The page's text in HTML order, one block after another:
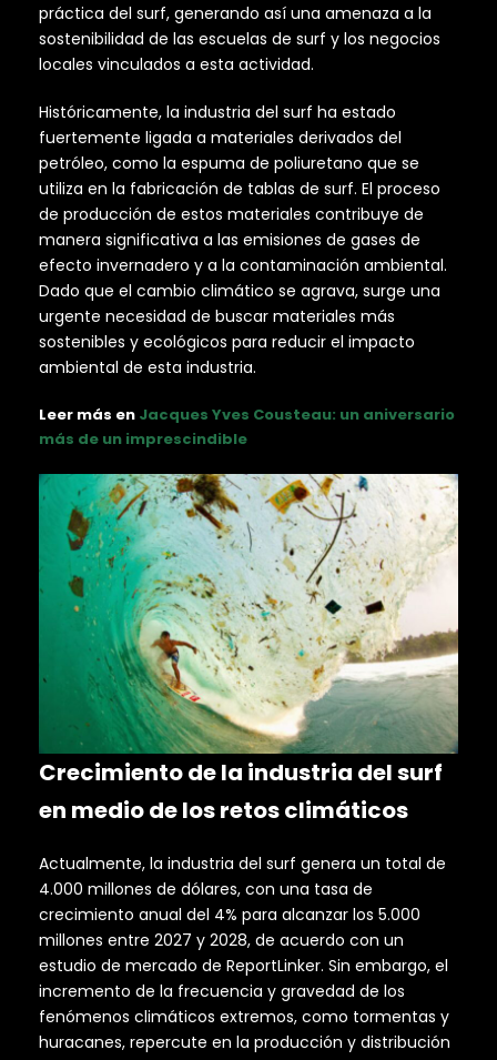
práctica del surf, generando así una amenaza a la
sostenibilidad de las escuelas de surf y los negocios
locales vinculados a esta actividad.
Históricamente, la industria del surf ha estado
fuertemente ligada a materiales derivados del
petróleo, como la espuma de poliuretano que se
utiliza en la fabricación de tablas de surf. El proceso
de producción de estos materiales contribuye de
manera significativa a las emisiones de gases de
efecto invernadero y a la contaminación ambiental.
Dado que el cambio climático se agrava, surge una
urgente necesidad de buscar materiales más
sostenibles y ecológicos para reducir el impacto
ambiental de esta industria.
Leer más en Jacques Yves Cousteau: un aniversario
más de un imprescindible
Crecimiento de la industria del surf
en medio de los retos climáticos
Actualmente, la industria del surf genera un total de
4.000 millones de dólares, con una tasa de
crecimiento anual del 4% para alcanzar los 5.000
millones entre 2027 y 2028, de acuerdo con un
estudio de mercado de ReportLinker. Sin embargo, el
incremento de la frecuencia y gravedad de los
fenómenos climáticos extremos, como tormentas y
huracanes, repercute en la producción y distribución